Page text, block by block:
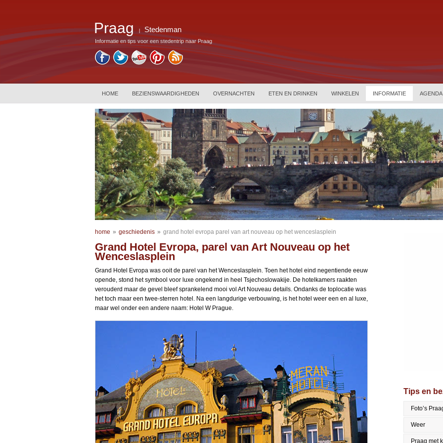
Praag Stedenman
Informatie en tips voor een stedentrip naar Praag
HOME BEZIENSWAARDIGHEDEN OVERNACHTEN ETEN EN DRINKEN WINKELEN INFORMATIE AGENDA
home » geschiedenis » grand hotel evropa parel van art nouveau op het wenceslasplein
Grand Hotel Evropa, parel van Art Nouveau op het
Wenceslasplein
Grand Hotel Evropa was ooit de parel van het Wenceslasplein. Toen het hotel eind negentiende eeuw
opende, stond het symbool voor luxe ongekend in heel Tsjechoslowakije. De hotelkamers raakten
verouderd maar de gevel bleef sprankelend mooi vol Art Nouveau details. Ondanks de toplocatie was
het toch maar een twee-sterren hotel. Na een langdurige verbouwing, is het hotel weer een en al luxe,
maar wel onder een andere naam: Hotel W Prague.
Tips en
Foto’s
Weer
Praag met